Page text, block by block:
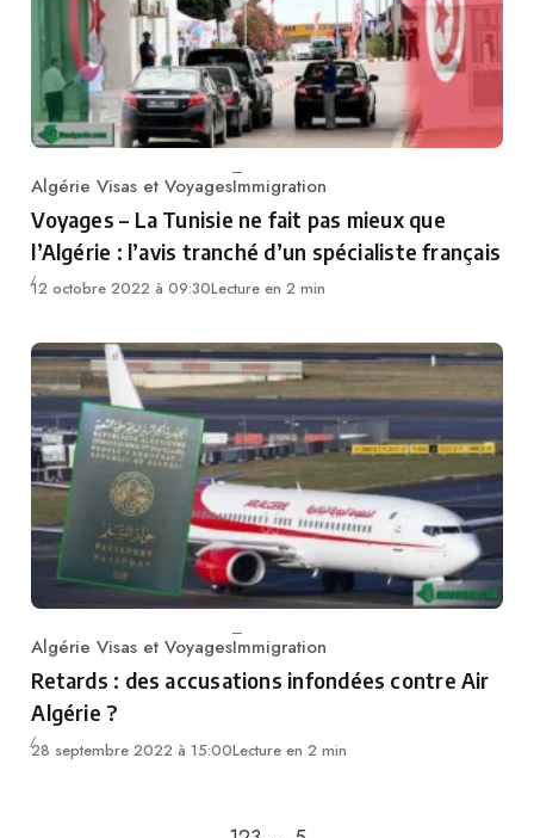
Category
Algérie Visas et VoyagesImmigration
Voyages – La Tunisie ne fait pas mieux que
l’Algérie : l’avis tranché d’un spécialiste français
12 octobre 2022 à 09:30Lecture en 2 min
Category
Algérie Visas et VoyagesImmigration
Retards : des accusations infondées contre Air
Algérie ?
28 septembre 2022 à 15:00Lecture en 2 min